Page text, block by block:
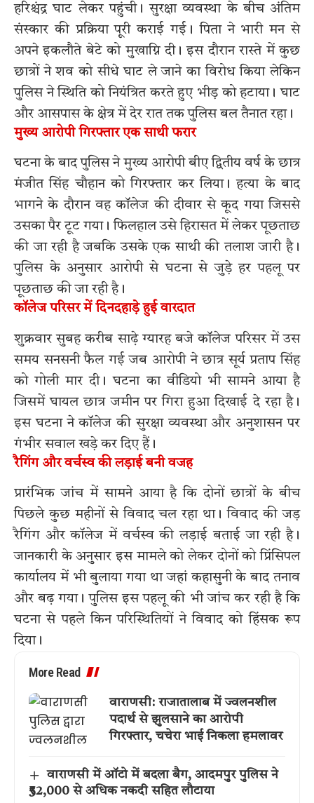
हरिश्चंद्र घाट लेकर पहुंची। सुरक्षा व्यवस्था के बीच अंतिम
संस्कार की प्रक्रिया पूरी कराई गई। पिता ने भारी मन से
अपने इकलौते बेटे को मुखाग्नि दी। इस दौरान रास्ते में कुछ
छात्रों ने शव को सीधे घाट ले जाने का विरोध किया लेकिन
पुलिस ने स्थिति को नियंत्रित करते हुए भीड़ को हटाया। घाट
और आसपास के क्षेत्र में देर रात तक पुलिस बल तैनात रहा।
मुख्य आरोपी गिरफ्तार एक साथी फरार
घटना के बाद पुलिस ने मुख्य आरोपी बीए द्वितीय वर्ष के छात्र
मंजीत सिंह चौहान को गिरफ्तार कर लिया। हत्या के बाद
भागने के दौरान वह कॉलेज की दीवार से कूद गया जिससे
उसका पैर टूट गया। फिलहाल उसे हिरासत में लेकर पूछताछ
की जा रही है जबकि उसके एक साथी की तलाश जारी है।
पुलिस के अनुसार आरोपी से घटना से जुड़े हर पहलू पर
पूछताछ की जा रही है।
कॉलेज परिसर में दिनदहाड़े हुई वारदात
शुक्रवार सुबह करीब साढ़े ग्यारह बजे कॉलेज परिसर में उस
समय सनसनी फैल गई जब आरोपी ने छात्र सूर्य प्रताप सिंह
को गोली मार दी। घटना का वीडियो भी सामने आया है
जिसमें घायल छात्र जमीन पर गिरा हुआ दिखाई दे रहा है।
इस घटना ने कॉलेज की सुरक्षा व्यवस्था और अनुशासन पर
गंभीर सवाल खड़े कर दिए हैं।
रैगिंग और वर्चस्व की लड़ाई बनी वजह
प्रारंभिक जांच में सामने आया है कि दोनों छात्रों के बीच
पिछले कुछ महीनों से विवाद चल रहा था। विवाद की जड़
रैगिंग और कॉलेज में वर्चस्व की लड़ाई बताई जा रही है।
जानकारी के अनुसार इस मामले को लेकर दोनों को प्रिंसिपल
कार्यालय में भी बुलाया गया था जहां कहासुनी के बाद तनाव
और बढ़ गया। पुलिस इस पहलू की भी जांच कर रही है कि
घटना से पहले किन परिस्थितियों ने विवाद को हिंसक रूप
दिया।
More Read
वाराणसी: राजातालाब में ज्वलनशील
पदार्थ से झुलसाने का आरोपी
गिरफ्तार, चचेरा भाई निकला हमलावर
वाराणसी में ऑटो में बदला बैग, आदमपुर पुलिस ने
₹52,000 से अधिक नकदी सहित लौटाया